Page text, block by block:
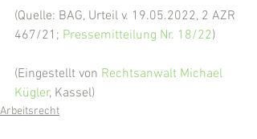
(Quelle: BAG, Urteil v. 19.05.2022, 2 AZR
467/21; Pressemitteilung Nr. 18/22)
(Eingestellt von Rechtsanwalt Michael
Kügler, Kassel)
Arbeitsrecht